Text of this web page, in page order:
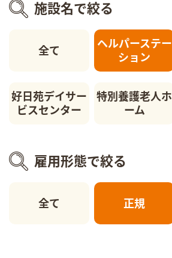
施設名で絞る
全て
ヘルパーステー
ション
好日苑デイサー
ビスセンター
特別養護老人ホ
ーム
雇用形態で絞る
全て 正規